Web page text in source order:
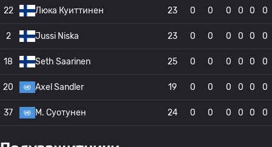
22 Люка Куиттинен 23 0 0 0 0 0 0
2 Jussi Niska 23 0 0 0 0 0 0
18 Seth Saarinen 25 0 0 0 0 0 0
20 Axel Sandler 19 0 0 0 0 0 0
37 М. Суотунен 24 0 0 0 0 0 0